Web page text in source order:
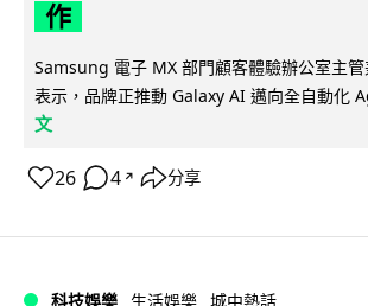
作
Samsung 電子 MX 部門顧客體驗辦公室主
表示，品牌正推動 Galaxy AI 邁向全自動化
文
26 4 ↗ 分享
科技娛樂 生活娛樂 城中熱話